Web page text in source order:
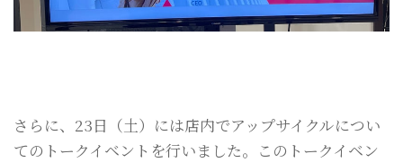
さらに、23日（土）には店内でアップサイクルについ
てのトークイベントを行いました。このトークイベン